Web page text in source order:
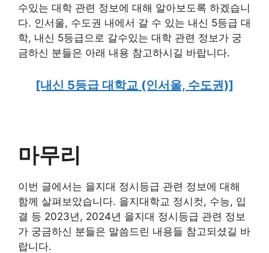
수있는 대학 관련 정보에 대해 알아보도록 하겠습니
다. 인서울, 수도권 내에서 갈 수 있는 내신 5등급 대
학, 내신 5등급으로 갈수있는 대학 관련 정보가 궁
금하신 분들은 아래 내용 참고하시길 바랍니다.
[내신 5등급 대학교 (인서울, 수도권)]
마무리
이번 글에서는 을지대 정시등급 관련 정보에 대해
함께 살펴보았습니다. 을지대학교 정시컷, 수능, 입
결 등 2023년, 2024년 을지대 정시등급 관련 정보
가 궁금하신 분들은 말씀드린 내용들 참고되셨길 바
랍니다.